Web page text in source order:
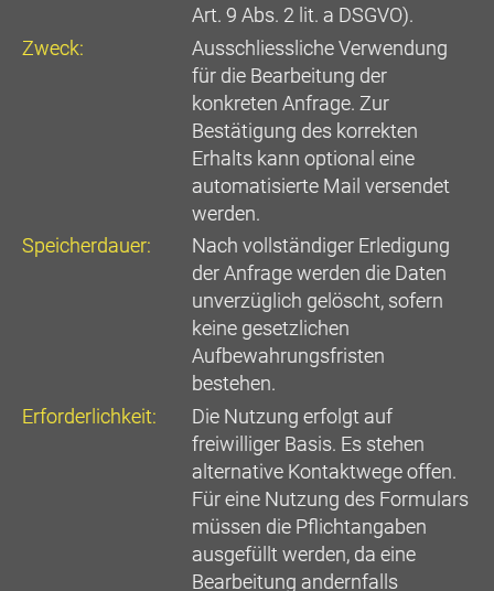
Art. 9 Abs. 2 lit. a DSGVO).
Zweck:
Ausschliessliche Verwendung
für die Bearbeitung der
konkreten Anfrage. Zur
Bestätigung des korrekten
Erhalts kann optional eine
automatisierte Mail versendet
werden.
Speicherdauer:
Nach vollständiger Erledigung
der Anfrage werden die Daten
unverzüglich gelöscht, sofern
keine gesetzlichen
Aufbewahrungsfristen
bestehen.
Erforderlichkeit:
Die Nutzung erfolgt auf
freiwilliger Basis. Es stehen
alternative Kontaktwege offen.
Für eine Nutzung des Formulars
müssen die Pflichtangaben
ausgefüllt werden, da eine
Bearbeitung andernfalls